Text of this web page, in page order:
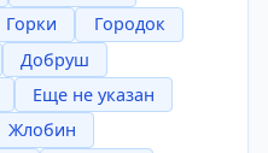
Горки
Городок
Добруш
Еще не указан
Жлобин